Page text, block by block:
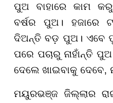
ପୁଅ ବାହାରେ କାମ
ବର୍ଷର ପୁଅ। ହଜାରେ
ଦିଅନ୍ତି ବଡ଼ ପୁଅ। ଏବେ
ପରେ ପଚାରୁ ନାହାଁନ୍ତି
ଦେଲେ ଖାଇବାକୁ ଦେବେ,
ମୟୁରଭଞ୍ଜ ଜିଲ୍ଲାର